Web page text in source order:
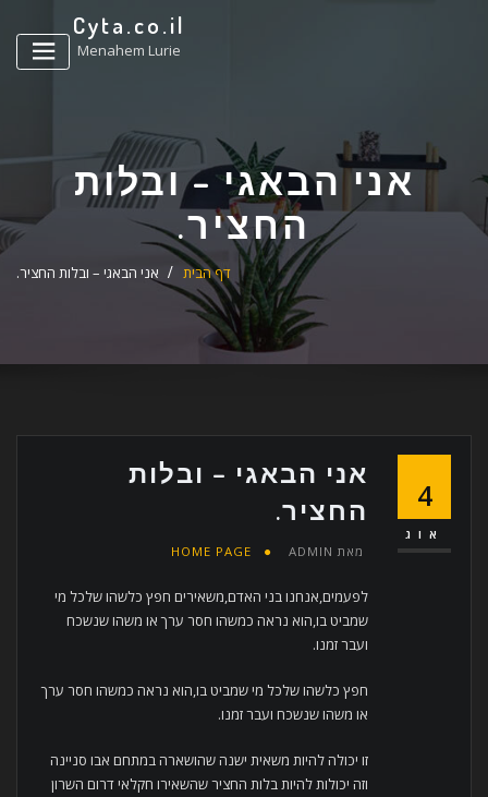
Cyta.co.il
Menahem Lurie
אני הבאגי – ובלות
החציר.
דף הבית אני הבאגי – ובלות החציר.
4
אוג
אני הבאגי – ובלות
החציר.
מאת ADMIN
HOME PAGE
לפעמים,אנחנו בני האדם,משאירים חפץ כלשהו שלכל מי
שמביט בו,הוא נראה כמשהו חסר ערך או משהו שנשכח
ועבר זמנו.
חפץ כלשהו שלכל מי שמביט בו,הוא נראה כמשהו חסר ערך
או משהו שנשכח ועבר זמנו.
זו יכולה להיות משאית ישנה שהושארה במתחם אבו סניינה
וזה יכולות להיות בלות החציר שהשאירו חקלאי דרום השרון